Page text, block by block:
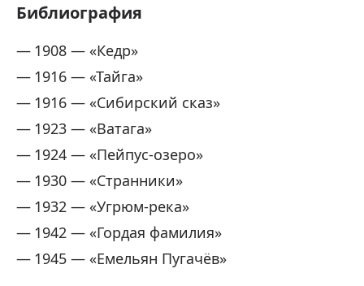
Библиография
1908 — «Кедр»
1916 — «Тайга»
1916 — «Сибирский сказ»
1923 — «Ватага»
1924 — «Пейпус-озеро»
1930 — «Странники»
1932 — «Угрюм-река»
1942 — «Гордая фамилия»
1945 — «Емельян Пугачёв»